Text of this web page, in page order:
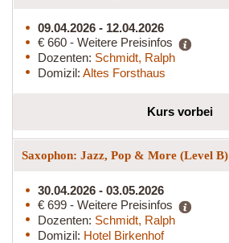
09.04.2026 - 12.04.2026
€ 660 - Weitere Preisinfos
Dozenten: Schmidt, Ralph
Domizil: Altes Forsthaus
Kurs vorbei
Saxophon: Jazz, Pop & More (Level B)
30.04.2026 - 03.05.2026
€ 699 - Weitere Preisinfos
Dozenten: Schmidt, Ralph
Domizil: Hotel Birkenhof